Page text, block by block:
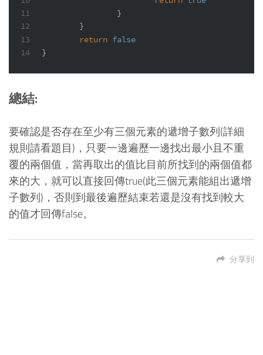
11
12
13
14
		}
	}
return false
}
總結:
要確認是否存在至少有三個元素的遞增子數列(詳細
規則請看題目)，只要一邊遍歷一邊找出最小且不重
覆的兩個值，當再取出的值比目前所找到的兩個值都
來的大，就可以直接回傳true(此三個元素能組出遞增
子數列)，否則到最後遍歷結束若還是沒有找到較大
的值才回傳false。
分享到